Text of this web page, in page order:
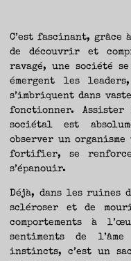
C’est fascinant, grâce
de découvrir et
ravagé, une société
émergent les
s’imbriquent dans
fonctionner. Assister
sociétal est
observer un
fortifier, se
s’épanouir.
Déjà, dans les ruines
scléroser et de
comportements à
sentiments de
instincts, c’est un